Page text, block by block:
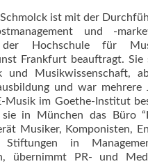
ist mit der
und -
Hochschule für
Frankfurt beauftragt. Sie
und Musikwissenschaft,
und war mehrere
Musik im Goethe-Institut
sie in München das Büro
Musiker, Komponisten,
Stiftungen in
übernimmt PR- und